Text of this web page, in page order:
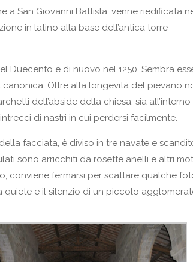
San Giovanni Battista, venne riedificata
in latino alla base dell’antica torre
e di nuovo nel 1250. Sembra
canonica. Oltre alla longevità del pievano
dell’abside della chiesa, sia
di nastri in cui perdersi facilmente.
facciata, è diviso in tre navate e
sono arricchiti da rosette anelli e altri
conviene fermarsi per scattare qualche
quiete e il silenzio di un piccolo